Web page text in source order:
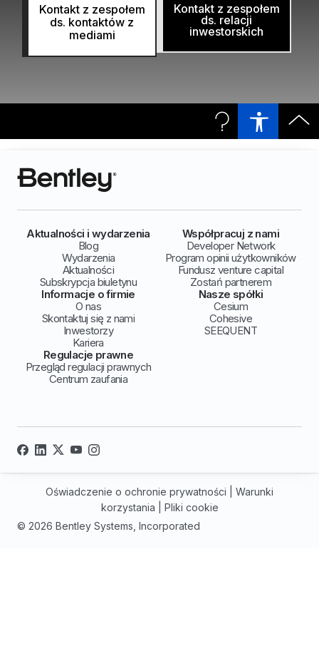
Kontakt z zespołem
ds. kontaktów z
mediami
Kontakt z zespołem
ds. relacji
inwestorskich
Aktualności i wydarzenia
Blog
Wydarzenia
Aktualności
Subskrypcja biuletynu
Współpracuj z nami
Developer Network
Program opinii użytkowników
Fundusz venture capital
Zostań partnerem
Informacje o firmie
O nas
Skontaktuj się z nami
Inwestorzy
Kariera
Nasze spółki
Cesium
Cohesive
SEEQUENT
Regulacje prawne
Przegląd regulacji prawnych
Centrum zaufania
© 2026 Bentley Systems, Incorporated
Oświadczenie o ochronie prywatności
Warunki
korzystania
Pliki cookie